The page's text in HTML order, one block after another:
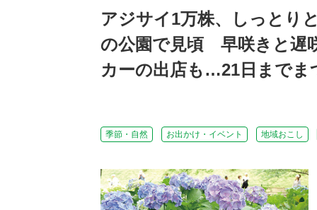
アジサイ1万株、しっとり
の公園で見頃 早咲きと遅
カーの出店も…21日までま
季節・自然 お出かけ・イベント 地域おこし